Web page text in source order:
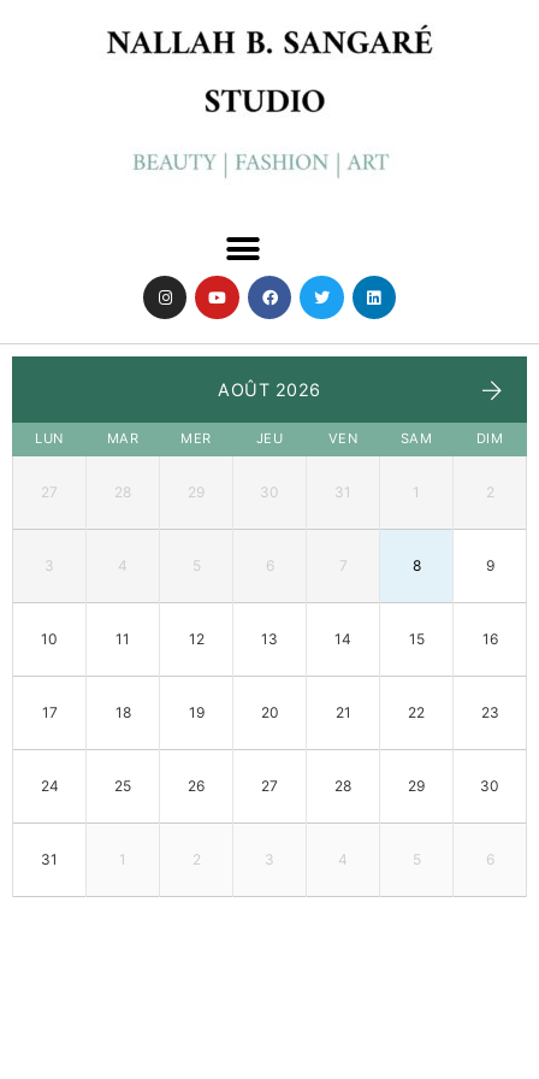
AOÛT 2026
LUN MAR MER JEU VEN SAM DIM
27 28 29 30 31 1 2
3 4 5 6 7 8 9
10 11 12 13 14 15 16
17 18 19 20 21 22 23
24 25 26 27 28 29 30
31 1 2 3 4 5 6